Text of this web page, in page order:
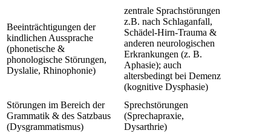
Beeinträchtigungen der
kindlichen Aussprache
(phonetische &
phonologische Störungen,
Dyslalie, Rhinophonie)
zentrale Sprachstörungen
z.B. nach Schlaganfall,
Schädel-Hirn-Trauma &
anderen neurologischen
Erkrankungen (z. B.
Aphasie); auch
altersbedingt bei Demenz
(kognitive Dysphasie)
Störungen im Bereich der
Grammatik & des Satzbaus
(Dysgrammatismus)
Sprechstörungen
(Sprechapraxie,
Dysarthrie)